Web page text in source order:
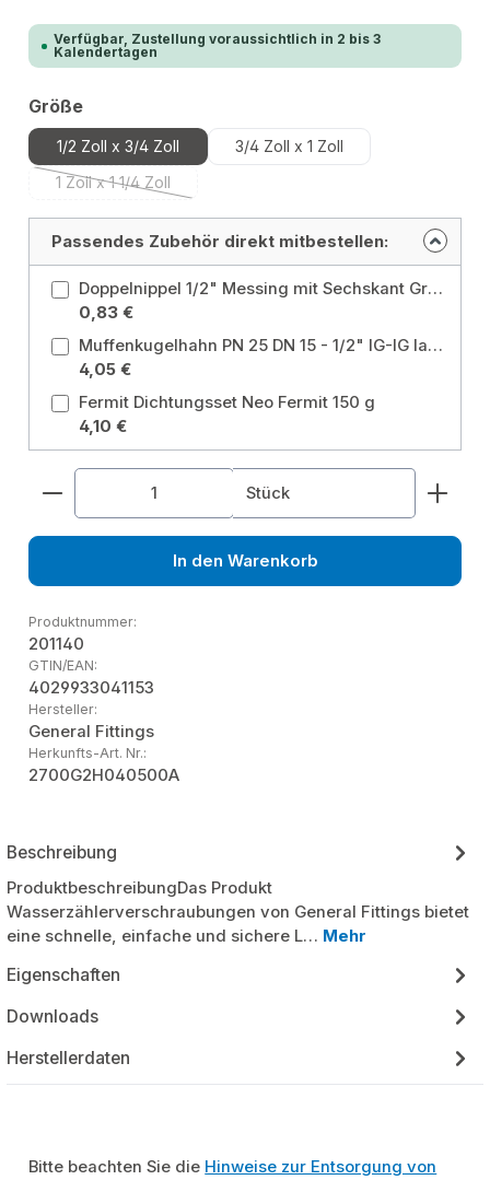
Verfügbar, Zustellung voraussichtlich in 2 bis 3
Kalendertagen
Größeauswählen
1/2 Zoll x 3/4 Zoll
3/4 Zoll x 1 Zoll
1 Zoll x 1 1/4 Zoll
(Diese Option ist zurzeit nicht verfügbar.)
Passendes Zubehör direkt mitbestellen:
Doppelnippel 1/2" Messing mit Sechskant Größe: 1/2 Zoll
0,83 €
Muffenkugelhahn PN 25 DN 15 - 1/2" IG-IG langer Hebel ohne Entleerung für Heizung, Brauchwasser, Grauwasser, Gartenwasser Größe: 1/2 Zoll
4,05 €
Fermit Dichtungsset Neo Fermit 150 g
4,10 €
Produkt Anzahl: Gib den gewünschten Wert
Stück
In den Warenkorb
Produktnummer:
201140
GTIN/EAN:
4029933041153
Hersteller:
General Fittings
Herkunfts-Art. Nr.:
2700G2H040500A
Beschreibung
ProduktbeschreibungDas Produkt
Wasserzählerverschraubungen von General Fittings bietet
eine schnelle, einfache und sichere L… Mehr
Eigenschaften
Downloads
Herstellerdaten
Bitte beachten Sie die Hinweise zur Entsorgung von